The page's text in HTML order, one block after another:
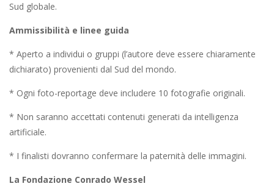
Sud globale.
Ammissibilità e linee guida
* Aperto a individui o gruppi (l’autore deve essere chiaramente
dichiarato) provenienti dal Sud del mondo.
* Ogni foto-reportage deve includere 10 fotografie originali.
* Non saranno accettati contenuti generati da intelligenza
artificiale.
* I finalisti dovranno confermare la paternità delle immagini.
La Fondazione Conrado Wessel